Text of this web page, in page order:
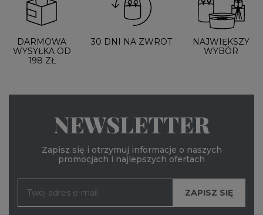
DARMOWA
WYSYŁKA OD
198 ZŁ
30 DNI NA ZWROT
NAJWIĘKSZY
WYBÓR
NEWSLETTER
Zapisz się i otrzymuj informacje o naszych
promocjach i najlepszych ofertach